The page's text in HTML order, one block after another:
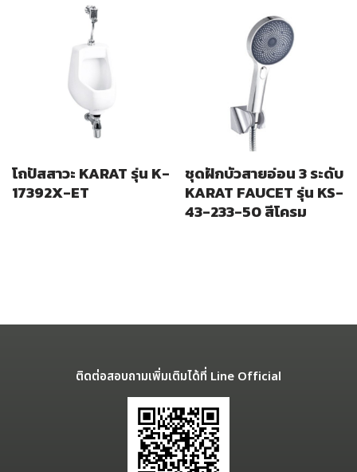
โถปัสสาวะ KARAT รุ่น K-
17392X-ET
ชุดฝักบัวสายอ่อน 3 ระดับ
KARAT FAUCET รุ่น KS-
43-233-50 สีโครม
ติดต่อสอบถามเพิ่มเติมได้ที่ Line Official